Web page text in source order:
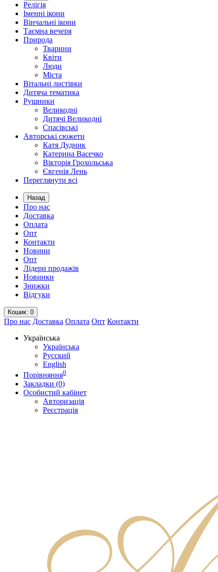
Релігія
Іменні ікони
Вінчальні ікони
Таємна вечеря
Природа
Тварини
Квіти
Люди
Міста
Вітальні листівки
Дитяча тематика
Рушники
Великодні
Дитячі Великодні
Спасівські
Авторські сюжети
Катя Дудник
Катерина Васечко
Вікторія Грохольська
Євгенія Лень
Переглянути всі
Назад
Про нас
Доставка
Оплата
Опт
Контакти
Новини
Опт
Лідери продажів
Новинки
Знижки
Відгуки
Кошик: 0
Про нас Доставка Оплата Опт Контакти
Українська
Українська
Русский
English
Порівняння0
Закладки (0)
Особистий кабінет
Авторизація
Реєстрація